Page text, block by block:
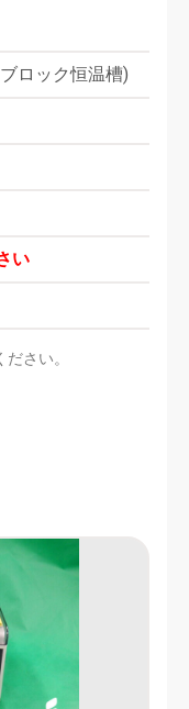
ロック恒温槽)
い
さい。